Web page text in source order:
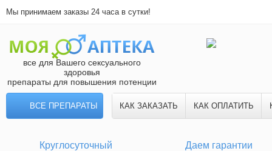
Мы принимаем заказы 24 часа в сутки!
все для Вашего сексуального
здоровья
препараты для повышения потенции
ВСЕ ПРЕПАРАТЫ КАК ЗАКАЗАТЬ КАК ОПЛАТИТЬ
Круглосуточный Даем гарантии